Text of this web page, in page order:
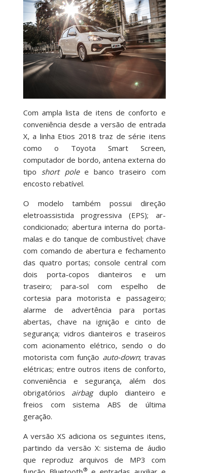
Com ampla lista de itens de conforto e
conveniência desde a versão de entrada
X, a linha Etios 2018 traz de série itens
como o Toyota Smart Screen,
computador de bordo, antena externa do
tipo short polee banco traseiro com
encosto rebatível.
O modelo também possui direção
eletroassistida progressiva (EPS); ar-
condicionado; abertura interna do porta-
malas e do tanque de combustível; chave
com comando de abertura e fechamento
das quatro portas; console central com
dois porta-copos dianteiros e um
traseiro; para-sol com espelho de
cortesia para motorista e passageiro;
alarme de advertência para portas
abertas, chave na ignição e cinto de
segurança; vidros dianteiros e traseiros
com acionamento elétrico, sendo o do
motorista com função auto-down; travas
elétricas; entre outros itens de conforto,
conveniência e segurança, além dos
obrigatórios airbagduplo dianteiro e
freios com sistema ABS de última
geração.
A versão XS adiciona os seguintes itens,
partindo da versão X: sistema de áudio
que reproduz arquivos de MP3 com
®